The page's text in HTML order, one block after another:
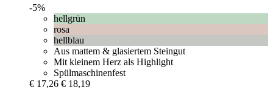
-5%
hellgrün
rosa
hellblau
Aus mattem & glasiertem Steingut
Mit kleinem Herz als Highlight
Spülmaschinenfest
€ 17,26 € 18,19